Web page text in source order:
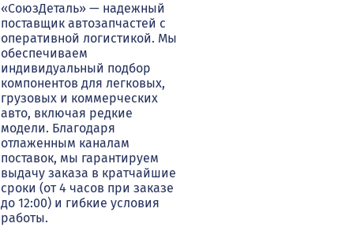
«СоюзДеталь» — надежный
поставщик автозапчастей с
оперативной логистикой. Мы
обеспечиваем
индивидуальный подбор
компонентов для легковых,
грузовых и коммерческих
авто, включая редкие
модели. Благодаря
отлаженным каналам
поставок, мы гарантируем
выдачу заказа в кратчайшие
сроки (от 4 часов при заказе
до 12:00) и гибкие условия
работы.